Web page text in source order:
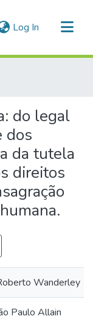
Log In (current)
do legal
dos
da tutela
direitos
Wanderley
Paulo Allain